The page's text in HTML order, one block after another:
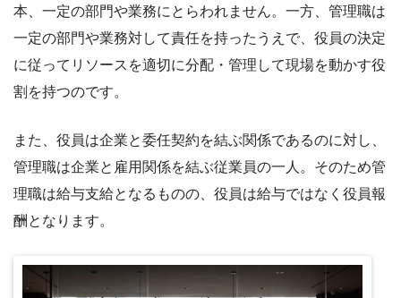
本、一定の部門や業務にとらわれません。一方、管理職は
一定の部門や業務対して責任を持ったうえで、役員の決定
に従ってリソースを適切に分配・管理して現場を動かす役
割を持つのです。
また、役員は企業と委任契約を結ぶ関係であるのに対し、
管理職は企業と雇用関係を結ぶ従業員の一人。そのため管
理職は給与支給となるものの、役員は給与ではなく役員報
酬となります。